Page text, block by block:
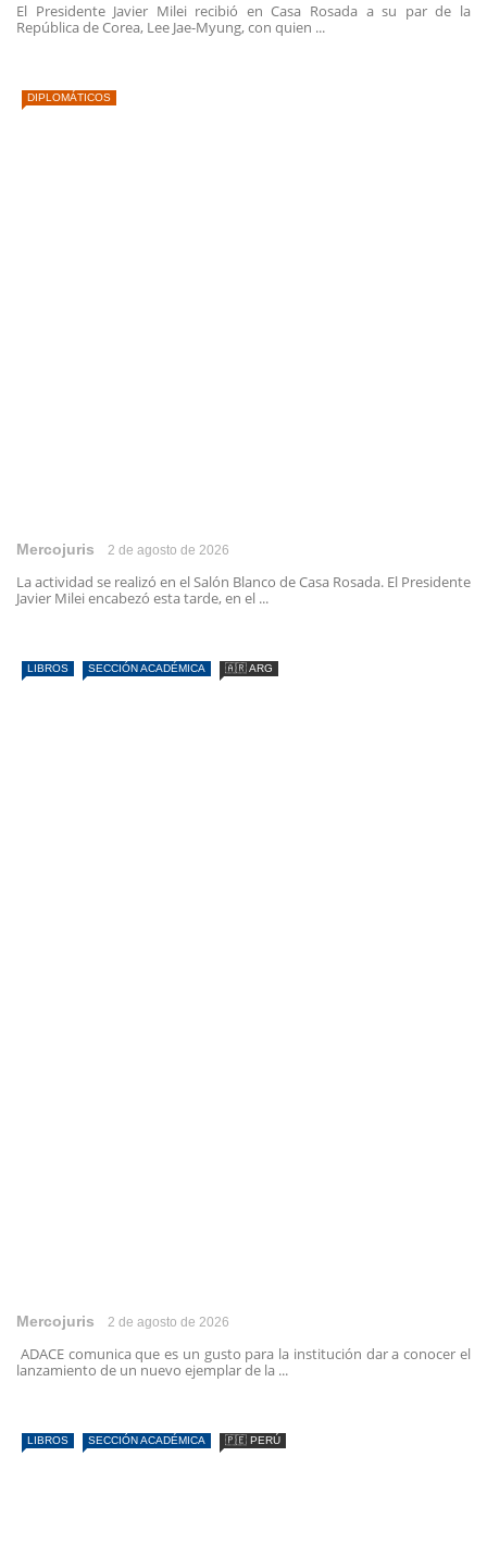
El Presidente Javier Milei recibió en Casa Rosada a su par de la
República de Corea, Lee Jae-Myung, con quien ...
DIPLOMÁTICOS
Mercojuris 2 de agosto de 2026
La actividad se realizó en el Salón Blanco de Casa Rosada. El Presidente
Javier Milei encabezó esta tarde, en el ...
LIBROS SECCIÓN ACADÉMICA 🇦🇷 ARG
Mercojuris 2 de agosto de 2026
ADACE comunica que es un gusto para la institución dar a conocer el
lanzamiento de un nuevo ejemplar de la ...
LIBROS SECCIÓN ACADÉMICA 🇵🇪 PERÚ